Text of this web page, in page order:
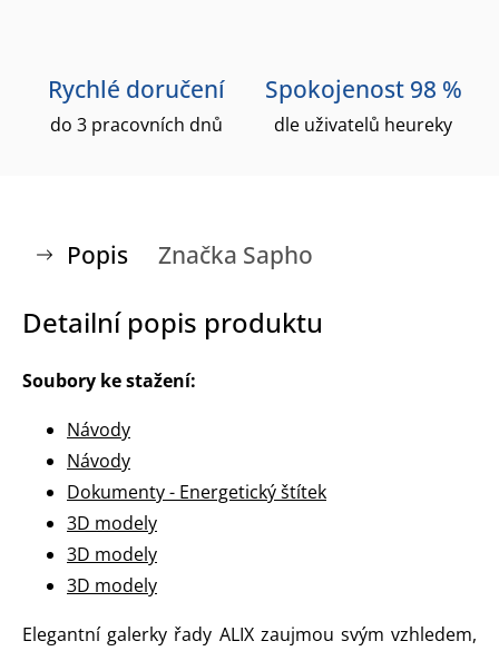
Rychlé doručení
do 3 pracovních dnů
Spokojenost 98 %
dle uživatelů heureky
Popis Značka Sapho
Detailní popis produktu
Soubory ke stažení:
Návody
Návody
Dokumenty - Energetický štítek
3D modely
3D modely
3D modely
Elegantní galerky řady ALIX zaujmou svým vzhledem,